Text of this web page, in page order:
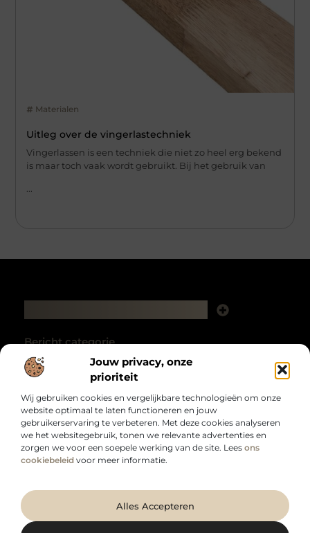
Jouw privacy, onze
prioriteit
Wij gebruiken cookies en vergelijkbare technologieën om onze
website optimaal te laten functioneren en jouw
gebruikerservaring te verbeteren. Met deze cookies analyseren
we het websitegebruik, tonen we relevante advertenties en
zorgen we voor een soepele werking van de site. Lees ons
cookiebeleid voor meer informatie.
Alles Accepteren
Materialen
Uitleg over de vingerlastechniek
Vingerlassen is een techniek die niet zo heel erg bekend
is maar toch vaak wordt gebruikt. Bij het gebruik van
...
Bericht categorie
Voor wie meer uit het dagelijks leven wil halen.
Van inspirerende inzichten tot bruikbare tips – laat je verrassen door een
@2025 All Right Reserved. Design bywww.duurzaamzakelijk.nl.